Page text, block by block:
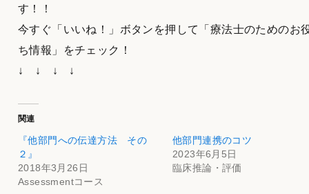
す！！
今すぐ「いいね！」ボタンを押して「療法士のためのお
ち情報」をチェック！
↓ ↓ ↓ ↓
関連
『他部門への伝達方法 その
２』
2018年3月26日
Assessmentコース
他部門連携のコツ
2023年6月5日
臨床推論・評価